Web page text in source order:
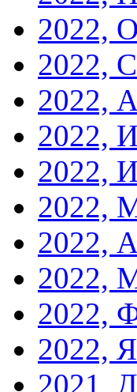
2022,
2022,
2022,
2022,
2022,
2022,
2022,
2022,
2022,
2022,
2021,